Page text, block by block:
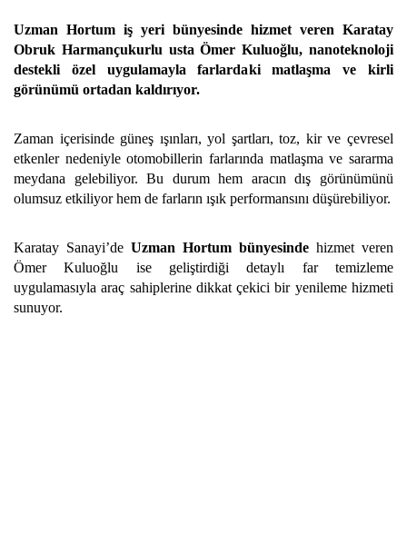
Uzman Hortum iş yeri bünyesinde hizmet veren Karatay
Obruk Harmançukurlu usta Ömer Kuluoğlu, nanoteknoloji
destekli özel uygulamayla farlardaki matlaşma ve kirli
görünümü ortadan kaldırıyor.
Zaman içerisinde güneş ışınları, yol şartları, toz, kir ve çevresel
etkenler nedeniyle otomobillerin farlarında matlaşma ve sararma
meydana gelebiliyor. Bu durum hem aracın dış görünümünü
olumsuz etkiliyor hem de farların ışık performansını düşürebiliyor.
Karatay Sanayi’de Uzman Hortum bünyesinde hizmet veren
Ömer Kuluoğlu ise geliştirdiği detaylı far temizleme
uygulamasıyla araç sahiplerine dikkat çekici bir yenileme hizmeti
sunuyor.